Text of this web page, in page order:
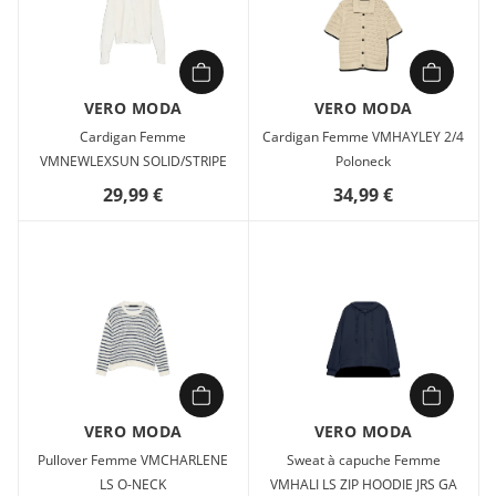
VERO MODA
Cardigan Femme
VMNEWLEXSUN SOLID/STRIPE
29,99 €
VERO MODA
Cardigan Femme VMHAYLEY 2/4
Poloneck
34,99 €
VERO MODA
Pullover Femme VMCHARLENE
LS O-NECK
VERO MODA
Sweat à capuche Femme
VMHALI LS ZIP HOODIE JRS GA